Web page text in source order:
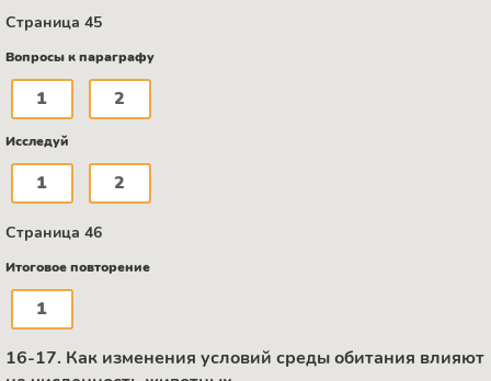
Страница 45
Вопросы к параграфу
1 2
Исследуй
1 2
Страница 46
Итоговое повторение
1
16-17. Как изменения условий среды обитания влияют